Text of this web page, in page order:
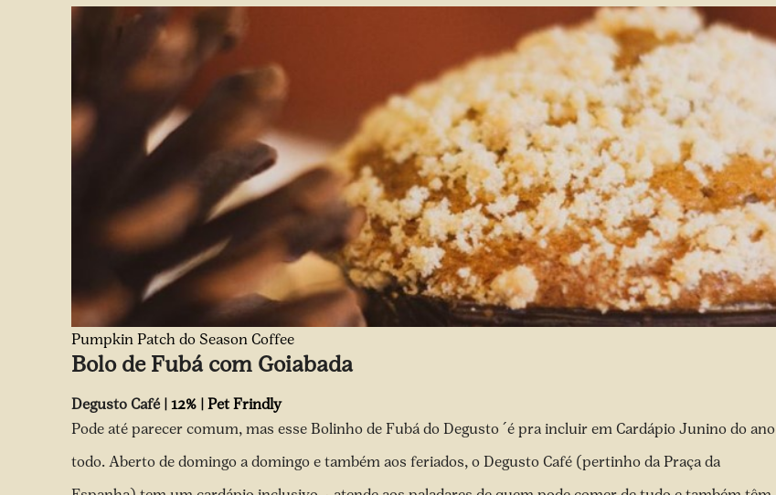
Pumpkin Patch do Season Coffee
Bolo de Fubá com Goiabada
Degusto Café | 12% | Pet Frindly
Pode até parecer comum, mas esse Bolinho de Fubá do Degusto ´é pra incluir em Cardápio Junino do ano
todo. Aberto de domingo a domingo e também aos feriados, o Degusto Café (pertinho da Praça da